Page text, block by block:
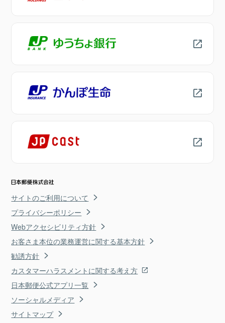
サイトのご利用について
プライバシーポリシー
Webアクセシビリティ方針
お客さま本位の業務運営に関する基本方針
勧誘方針
カスタマーハラスメントに関する考え方
日本郵便公式アプリ一覧
ソーシャルメディア
サイトマップ